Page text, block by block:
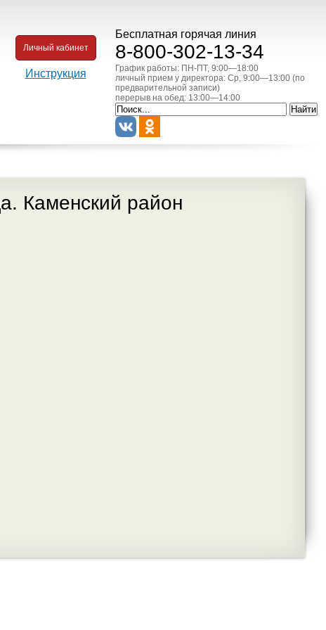
Бесплатная горячая линия
8-800-302-13-34
График работы: ПН-ПТ, 9:00—18:00
личный прием у директора: Ср, 9:00—13:00 (по
предварительной записи)
перерыв на обед: 13:00—14:00
Личный кабинет
Инструкция
Каменский район